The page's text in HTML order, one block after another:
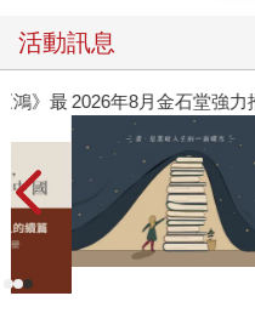
活動訊息
2026年8月金石堂強力推薦